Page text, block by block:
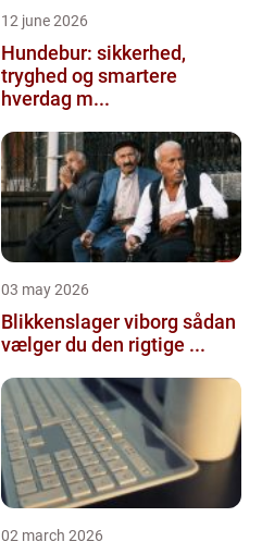
12 june 2026
Hundebur: sikkerhed,
tryghed og smartere
hverdag m...
03 may 2026
Blikkenslager viborg sådan
vælger du den rigtige ...
02 march 2026